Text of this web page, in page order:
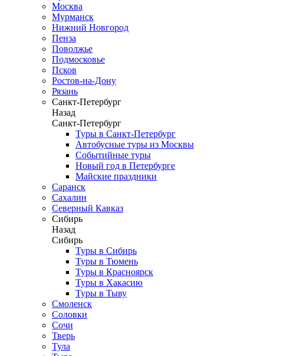
Москва
Мурманск
Нижний Новгород
Пенза
Поволжье
Подмосковье
Псков
Ростов-на-Дону
Рязань
Санкт-Петербург
Назад
Санкт-Петербург
Туры в Санкт-Петербург
Автобусные туры из Москвы
Событийные туры
Новый год в Петербурге
Майские праздники
Саранск
Сахалин
Северный Кавказ
Сибирь
Назад
Сибирь
Туры в Сибирь
Туры в Тюмень
Туры в Красноярск
Туры в Хакасию
Туры в Тыву
Смоленск
Соловки
Сочи
Тверь
Тула